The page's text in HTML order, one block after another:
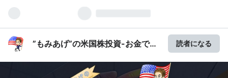
”もみあげ”の米国株投資-お金で幸
読者になる